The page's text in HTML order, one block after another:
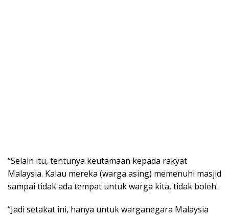
“Selain itu, tentunya keutamaan kepada rakyat
Malaysia. Kalau mereka (warga asing) memenuhi masjid
sampai tidak ada tempat untuk warga kita, tidak boleh.
“Jadi setakat ini, hanya untuk warganegara Malaysia